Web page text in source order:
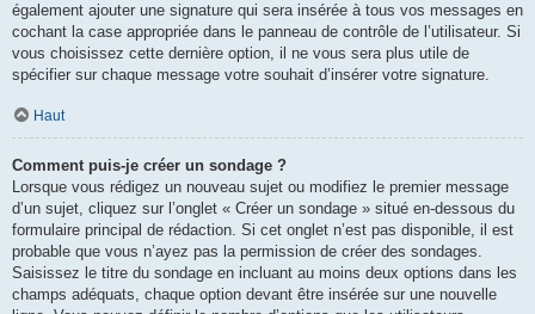
également ajouter une signature qui sera insérée à tous vos messages en
cochant la case appropriée dans le panneau de contrôle de l’utilisateur. Si
vous choisissez cette dernière option, il ne vous sera plus utile de
spécifier sur chaque message votre souhait d’insérer votre signature.
Haut
Comment puis-je créer un sondage ?
Lorsque vous rédigez un nouveau sujet ou modifiez le premier message
d’un sujet, cliquez sur l’onglet « Créer un sondage » situé en-dessous du
formulaire principal de rédaction. Si cet onglet n’est pas disponible, il est
probable que vous n’ayez pas la permission de créer des sondages.
Saisissez le titre du sondage en incluant au moins deux options dans les
champs adéquats, chaque option devant être insérée sur une nouvelle